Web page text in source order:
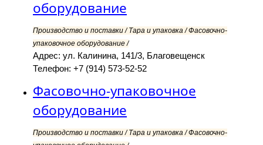
оборудование
Производство и поставки / Тара и упаковка / Фасовочно-
упаковочное оборудование /
Адрес: ул. Калинина, 141/3, Благовещенск
Телефон: +7 (914) 573-52-52
Фасовочно-упаковочное
оборудование
Производство и поставки / Тара и упаковка / Фасовочно-